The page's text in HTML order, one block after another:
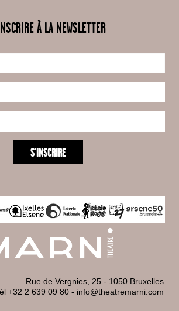
À LA NEWSLETTER
Rue de Vergnies, 25 - 1050 Bruxelles
+32 2 639 09 80 - info@theatremarni.com